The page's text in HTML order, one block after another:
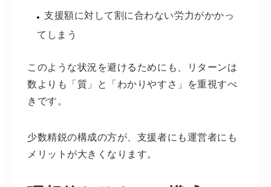
支援額に対して割に合わない労力がかかっ
てしまう
このような状況を避けるためにも、リターンは
数よりも「質」と「わかりやすさ」を重視すべ
きです。
少数精鋭の構成の方が、支援者にも運営者にも
メリットが大きくなります。